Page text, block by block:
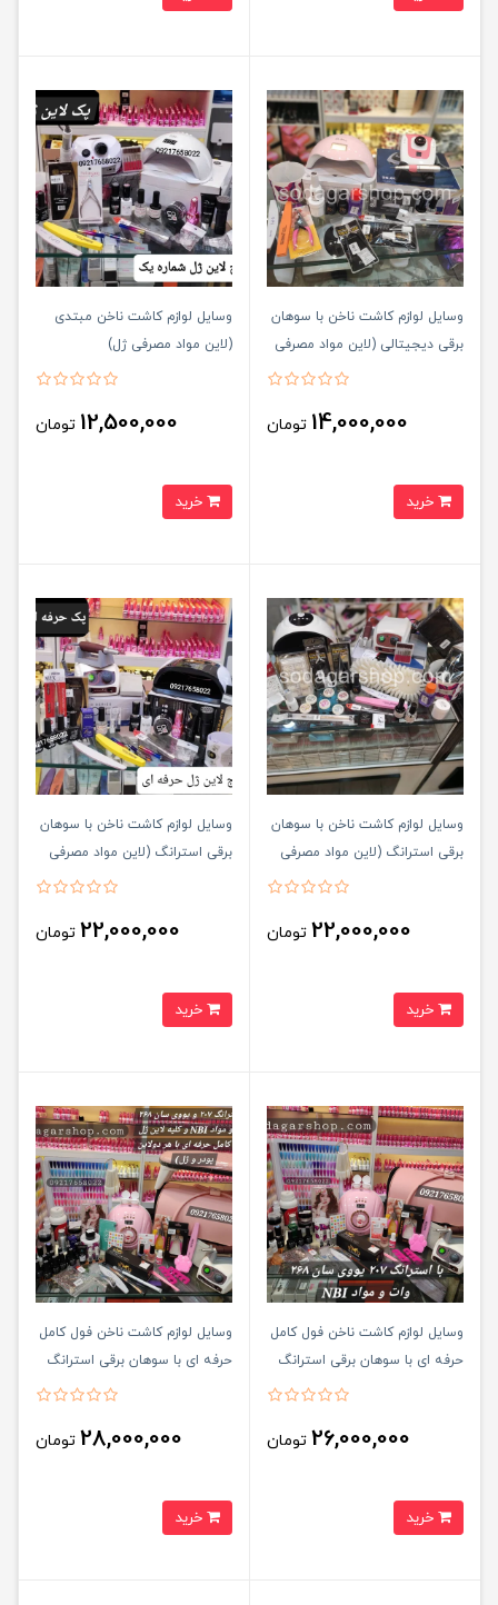
وسایل لوازم کاشت ناخن با سوهان
برقی دیجیتالی (لاین مواد مصرفی
14,000,000 تومان
وسایل لوازم کاشت ناخن مبتدی
(لاین مواد مصرفی ژل)
12,500,000 تومان
وسایل لوازم کاشت ناخن با سوهان
برقی استرانگ (لاین مواد مصرفی
22,000,000 تومان
وسایل لوازم کاشت ناخن با سوهان
برقی استرانگ (لاین مواد مصرفی
22,000,000 تومان
وسایل لوازم کاشت ناخن فول کامل
حرفه ای با سوهان برقی استرانگ
26,000,000 تومان
وسایل لوازم کاشت ناخن فول کامل
حرفه ای با سوهان برقی استرانگ
207 (هر دو لاین مواد مصرفی پودر
موجودی ارسال میشود
28,000,000 تومان